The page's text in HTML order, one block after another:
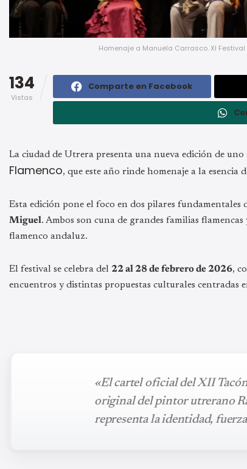
Homenaje a Manuela Carrasco. XI
134
Vistas
Comparte en Facebook
La ciudad de Utrera presenta una nueva edición de uno
Flamenco, que este año rinde homenaje a la esencia
Esta edición pone el foco en dos pilares fundamentales
Miguel. Ambos son cuna de grandes familias
flamenco andaluz.
El festival se celebra del 22 al 28 de febrero de 2026,
encuentros y distintas propuestas culturales centradas
«El cartel oficial del XII
original del pintor utrerano
representa la identidad,